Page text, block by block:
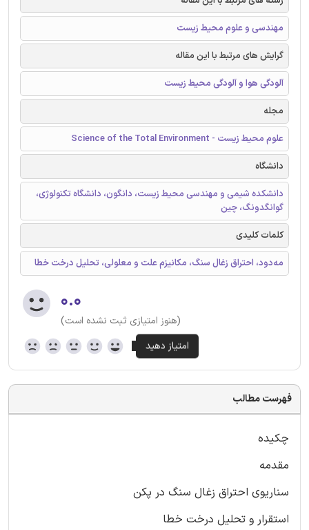
مهندسی و علوم محیط زیست
گرایش های مرتبط با این مقاله
آلودگی هوا و آلودگی محیط زیست
مجله
علوم محیط زیست - Science of the Total Environment
دانشگاه
دانشکده شیمی و مهندسی محیط زیست، دانگون، دانشگاه تکنولوژی،
گوانگدونگ، چین
کلمات کلیدی
مه‌دود، احتراق زغال سنگ، مکانیزم علت و معلولی، تحلیل درخت خطا
۰.۰
(هنوز امتیازی ثبت نشده است)
فهرست مطالب
چکیده
مقدمه
سناریوی احتراق زغال سنگ در پکن
استقرار و تحلیل درخت خطا